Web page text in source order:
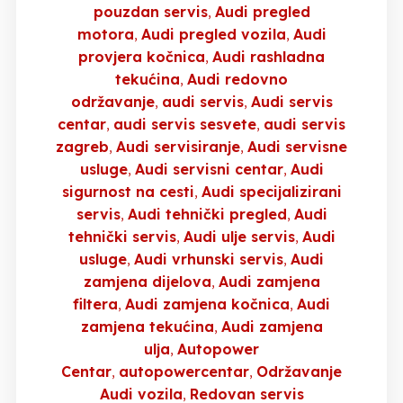
pouzdan servis Audi pregled
motora Audi pregled vozila Audi
provjera kočnica Audi rashladna
tekućina Audi redovno
održavanje audi servis Audi servis
centar audi servis sesvete audi servis
zagreb Audi servisiranje Audi servisne
usluge Audi servisni centar Audi
sigurnost na cesti Audi specijalizirani
servis Audi tehnički pregled Audi
tehnički servis Audi ulje servis Audi
usluge Audi vrhunski servis Audi
zamjena dijelova Audi zamjena
filtera Audi zamjena kočnica Audi
zamjena tekućina Audi zamjena
ulja Autopower
Centar autopowercentar Održavanje
Audi vozila Redovan servis